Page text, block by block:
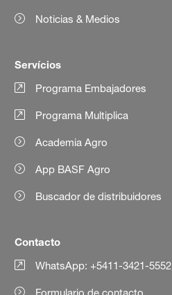
Noticias & Medios
Servícios
Programa Embajadores
Programa Multiplica
Academia Agro
App BASF Agro
Buscador de distribuidores
Contacto
WhatsApp: +5411-3421-5552